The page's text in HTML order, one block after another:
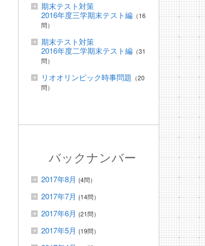
期末テスト対策
2016年度三学期末テスト編 （16
問）
期末テスト対策
2016年度二学期末テスト編 （31
問）
リオオリンピック時事問題 （20
問）
バックナンバー
2017年8月 (4問）
2017年7月 (14問）
2017年6月 (21問）
2017年5月 (19問）